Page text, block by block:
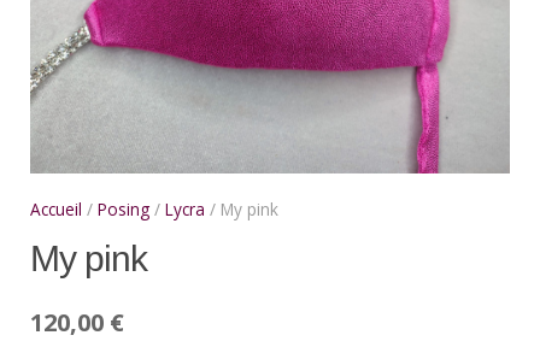
Accueil / Posing / Lycra / My pink
My pink
120,00 €